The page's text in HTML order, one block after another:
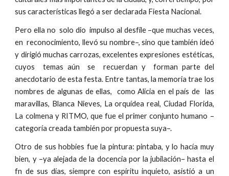
sus características llegó a ser declarada Fiesta Nacional.
Pero ella no solo dio impulso al desfile –que muchas veces,
en reconocimiento, llevó su nombre–, sino que también ideó
y dirigió muchas carrozas, excelentes expresiones estéticas,
cuyos temas aún se recuerdan y forman parte del
anecdotario de esta festa. Entre tantas, la memoria trae los
nombres de algunas de ellas, como Alicia en el país de las
maravillas, Blanca Nieves, La orquídea real, Ciudad Florida,
La colmena y RITMO, que fue el primer conjunto humano –
categoría creada también por propuesta suya–.
Otro de sus hobbies fue la pintura: pintaba, y lo hacía muy
bien, y –ya alejada de la docencia por la jubilación– hasta el
fn de sus días, siempre con espíritu inquieto, asistió a un